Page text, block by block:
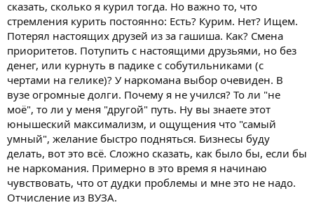
сказать, сколько я курил тогда. Но важно то, что
стремления курить постоянно: Есть? Курим. Нет? Ищем.
Потерял настоящих друзей из за гашиша. Как? Смена
приоритетов. Потупить с настоящими друзьями, но без
денег, или курнуть в падике с собутильниками (с
чертами на гелике)? У наркомана выбор очевиден. В
вузе огромные долги. Почему я не учился? То ли "не
моё", то ли у меня "другой" путь. Ну вы знаете этот
юнышеский максимализм, и ощущения что "самый
умный", желание быстро подняться. Бизнесы буду
делать, вот это всё. Сложно сказать, как было бы, если бы
не наркомания. Примерно в это время я начинаю
чувствовать, что от дудки проблемы и мне это не надо.
Отчисление из ВУЗА.